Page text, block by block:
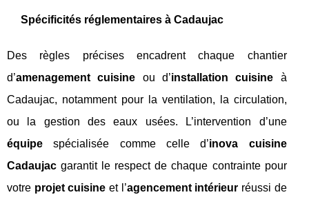
Spécificités réglementaires à Cadaujac
Des règles précises encadrent chaque chantier
d’amenagement cuisine ou d’installation cuisine à
Cadaujac, notamment pour la ventilation, la circulation,
ou la gestion des eaux usées. L’intervention d’une
équipe spécialisée comme celle d’inova cuisine
Cadaujac garantit le respect de chaque contrainte pour
votre projet cuisine et l’agencement intérieur réussi de